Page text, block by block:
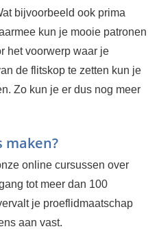
bijvoorbeeld ook prima
kun je mooie patronen
het voorwerp waar je
de flitskop te zetten kun je
Zo kun je er dus nog meer
maken?
online cursussen over
tot meer dan 100
je proeflidmaatschap
aan vast.